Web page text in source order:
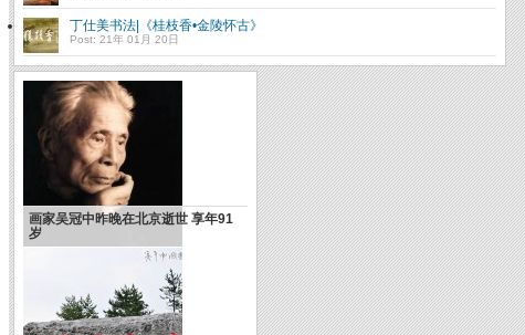
丁仕美书法|《桂枝香•金陵怀古》
Post: 21年 01月 20日
画家吴冠中昨晚在北京逝世 享年91
岁